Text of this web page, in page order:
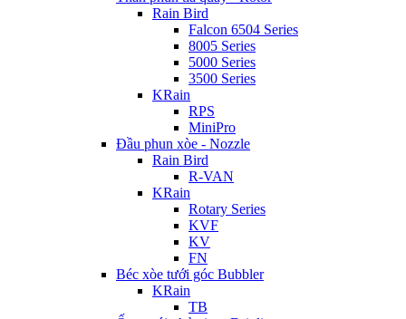
Rain Bird
Falcon 6504 Series
8005 Series
5000 Series
3500 Series
KRain
RPS
MiniPro
Đầu phun xòe - Nozzle
Rain Bird
R-VAN
KRain
Rotary Series
KVF
KV
FN
Béc xòe tưới góc Bubbler
KRain
TB